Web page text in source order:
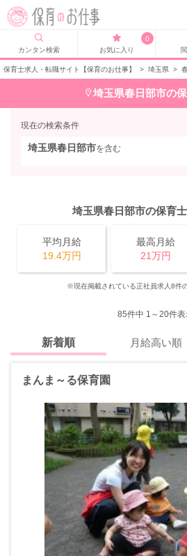
カンタン検索
0
お気に入り
保育士求人・転職サイト【保育のお仕事】 > 埼玉県 >
埼玉県春日部市の
現在の検索条件
埼玉県春日部市を含む
埼玉県春日部市の保育
平均月給
19.4万円
最高月給
21万円
※現在掲載されている正社員求人8件
85件中 1～20件
新着順 月給高い順
まんま～る保育園